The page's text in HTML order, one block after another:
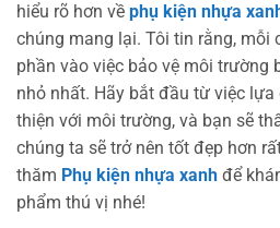
hiểu rõ hơn về phụ kiện nhựa
chúng mang lại. Tôi tin rằng, mỗi
phần vào việc bảo vệ môi trường
nhỏ nhất. Hãy bắt đầu từ việc
thiện với môi trường, và bạn sẽ
chúng ta sẽ trở nên tốt đẹp hơn
thăm Phụ kiện nhựa xanh để
phẩm thú vị nhé!